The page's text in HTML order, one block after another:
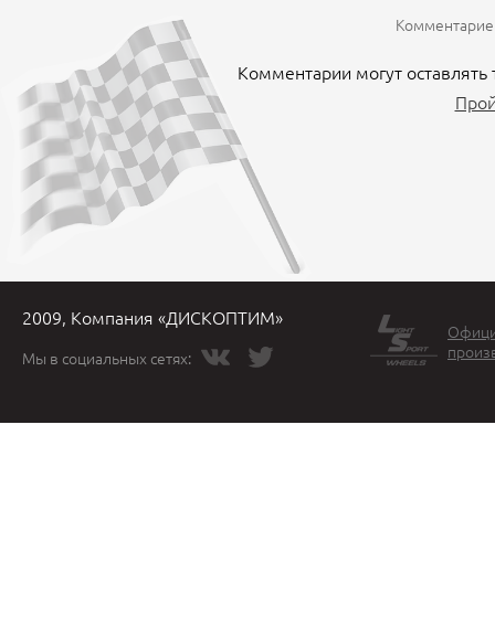
Комментарии могут
2009, Компания «ДИСКОПТИМ»
Мы в социальных сетях: